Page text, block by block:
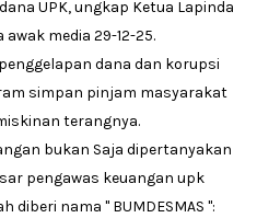
UPK, ungkap Ketua Lapinda
awak media 29-12-25.
dana dan korupsi
simpan pinjam masyarakat
terangnya.
bukan Saja dipertanyakan
pengawas keuangan upk
diberi nama " BUMDESMAS ":